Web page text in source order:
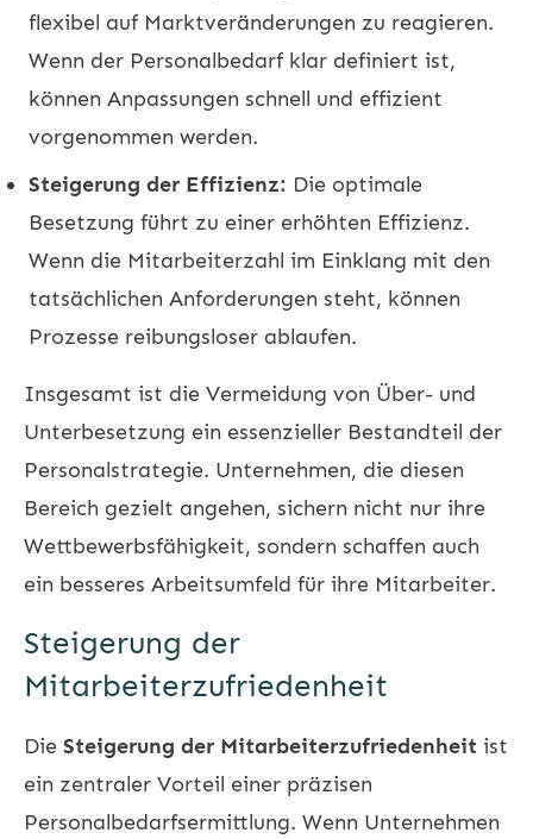
flexibel auf Marktveränderungen zu reagieren.
Wenn der Personalbedarf klar definiert ist,
können Anpassungen schnell und effizient
vorgenommen werden.
Steigerung der Effizienz: Die optimale
Besetzung führt zu einer erhöhten Effizienz.
Wenn die Mitarbeiterzahl im Einklang mit den
tatsächlichen Anforderungen steht, können
Prozesse reibungsloser ablaufen.
Insgesamt ist die Vermeidung von Über- und
Unterbesetzung ein essenzieller Bestandteil der
Personalstrategie. Unternehmen, die diesen
Bereich gezielt angehen, sichern nicht nur ihre
Wettbewerbsfähigkeit, sondern schaffen auch
ein besseres Arbeitsumfeld für ihre Mitarbeiter.
Steigerung der
Mitarbeiterzufriedenheit
Die Steigerung der Mitarbeiterzufriedenheit ist
ein zentraler Vorteil einer präzisen
Personalbedarfsermittlung. Wenn Unternehmen